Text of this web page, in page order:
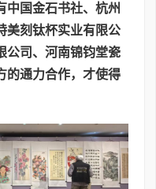
中国金石书社、杭州
美刻钛杯实业有限公
公司、河南锦钧堂瓷
的通力合作，才使得